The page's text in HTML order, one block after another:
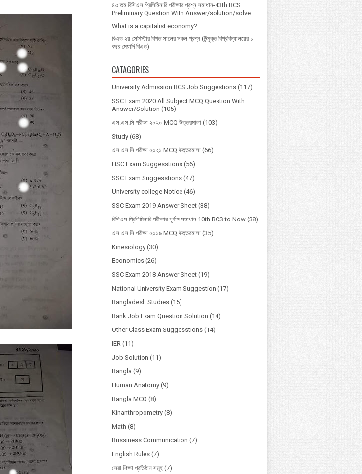
৪৩ তম বিসিএস প্রিলিমিনারি পরীক্ষার প্রশ্ন সমাধান-43th BCS
Preliminary Question With Answer/solution/solve
What is a capitalist economy?
বিএড ২য় সেমিস্টার বিগত সালের সকল প্রশ্ন (উন্মুক্ত বিশ্ববিদ্যালয়ের ১
বছর মেয়াদি বিএড)
CATAGORIES
University Admission BCS Job Suggestions (117)
SSC Exam 2020 All Subject MCQ Question With
Answer/Solution (105)
এস.এস.সি পরীক্ষা ২০২০ MCQ উত্তরমালা (103)
Study (68)
এস.এস.সি পরীক্ষা ২০২১ MCQ উত্তরমালা (66)
HSC Exam Suggesstions (56)
SSC Exam Suggesstions (47)
University college Notice (46)
SSC Exam 2019 Answer Sheet (38)
বিসিএস প্রিলিমিনারি পরীক্ষার পূর্ণাঙ্গ সমাধান 10th BCS to Now (38)
এস.এস.সি পরীক্ষা ২০১৯ MCQ উত্তরমালা (35)
Kinesiology (30)
Economics (26)
SSC Exam 2018 Answer Sheet (19)
National University Exam Suggestion (17)
Bangladesh Studies (15)
Bank Job Exam Question Solution (14)
Other Class Exam Suggesstions (14)
IER (11)
Job Solution (11)
Bangla (9)
Human Anatomy (9)
Bangla MCQ (8)
Kinanthropometry (8)
Math (8)
Bussiness Communication (7)
English Rules (7)
সেরা শিক্ষা প্রতিষ্ঠান সমূহ (7)